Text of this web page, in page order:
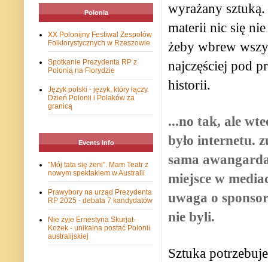
wyrażany
materii nic się
żeby wbrew
najczęściej pod
historii.
...no tak, ale
było internetu.
sama
miejsce w
uwaga o
nie byli.
Sztuka
Polonia
XX Polonijny Festiwal Zespołów
Folklorystycznych w Rzeszowie
Spotkanie Prezydenta RP z
Polonią na Florydzie
Język polski - język, który łączy.
Dzień Polonii i Polaków za
granicą
Events Info
"Mój tata się żeni". Mam Teatr z
nowym spektaklem w Australii
Prawybory na urząd Prezydenta
RP 2025 - debata 7 kandydatów
Nie żyje Ernestyna Skurjat-
Kozek - unikalna postać Polonii
australijskiej